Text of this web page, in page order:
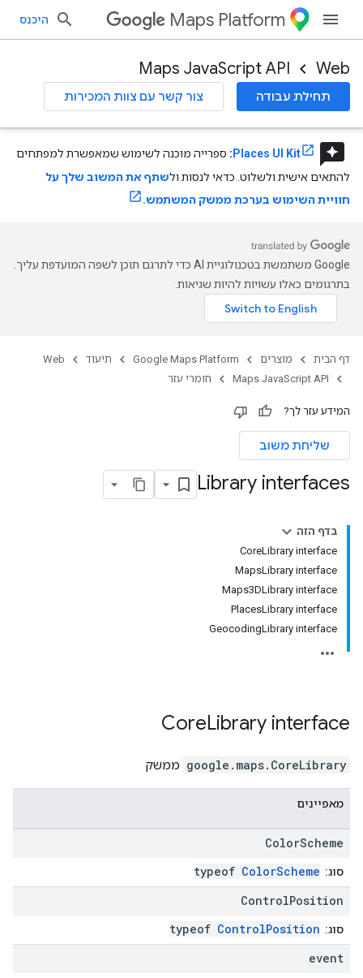
Maps Platform היכנס
Web
Maps JavaScript API
תחילת עבודה צור קשר עם צוות המכירות
reviews
Places UI Kit
: ספרייה מוכנה לשימוש שמאפשרת למפתחים
להתאים אישית ולשלוט. כדאי לנסות ולשתף את המשוב שלך על
חוויית השימוש בערכת ממשק המשתמש.
‫Google משתמשת בטכנולוגיית AI כדי לתרגם תוכן לשפה המועדפת עליך.
בתרגומים כאלו עשויות להיות שגיאות.
דף הבית מוצרים Google Maps Platform תיעוד
Web
Maps JavaScript API
חומרי עזר
המידע עזר לך?
שליחת משוב
Library interfaces
בדף הזה
‫CoreLibrary interface
‫MapsLibrary interface
‫Maps3DLibrary interface
‫PlacesLibrary interface
‫GeocodingLibrary interface
CoreLibrary interface
google.maps. CoreLibrary ממשק
מאפיינים
ColorScheme
סוג: typeof ColorScheme
ControlPosition
סוג: typeof ControlPosition
event